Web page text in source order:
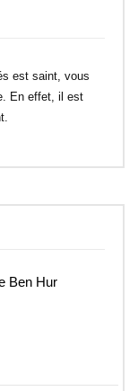
est saint, vous
En effet, il est
Ben Hur